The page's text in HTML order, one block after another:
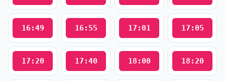
16:49 16:55 17:01 17:05
17:20 17:40 18:00 18:20